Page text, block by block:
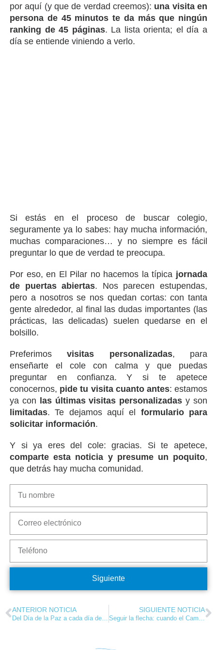
por aquí (y que de verdad creemos): una visita en
persona de 45 minutos te da más que ningún
ranking de 45 páginas. La lista orienta; el día a
día se entiende viniendo a verlo.
Si estás en el proceso de buscar colegio,
seguramente ya lo sabes: hay mucha información,
muchas comparaciones… y no siempre es fácil
preguntar lo que de verdad te preocupa.
Por eso, en El Pilar no hacemos la típica jornada
de puertas abiertas. Nos parecen estupendas,
pero a nosotros se nos quedan cortas: con tanta
gente alrededor, al final las dudas importantes (las
prácticas, las delicadas) suelen quedarse en el
bolsillo.
Preferimosvisitas personalizadas, para
enseñarte el cole con calma y que puedas
preguntar en confianza. Y si te apetece
conocernos, pide tu visita cuanto antes: estamos
ya con las últimas visitas personalizadas y son
limitadas. Te dejamos aquí el formulario para
solicitar información.
Y si ya eres del cole: gracias. Si te apetece,
comparte esta noticia y presume un poquito,
que detrás hay mucha comunidad.
Siguiente
ANTERIOR NOTICIA
Del Día de la Paz a cada día del curso
SIGUIENTE NOTICIA
Seguir la flecha: cuando el Camino se convierte en meta